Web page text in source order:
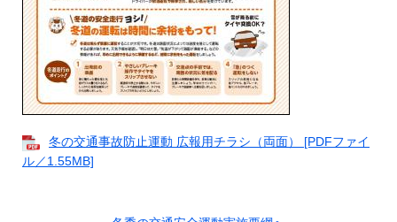
冬の交通事故防止運動 広報用チラシ（両面） [PDFファイ
ル／1.55MB]